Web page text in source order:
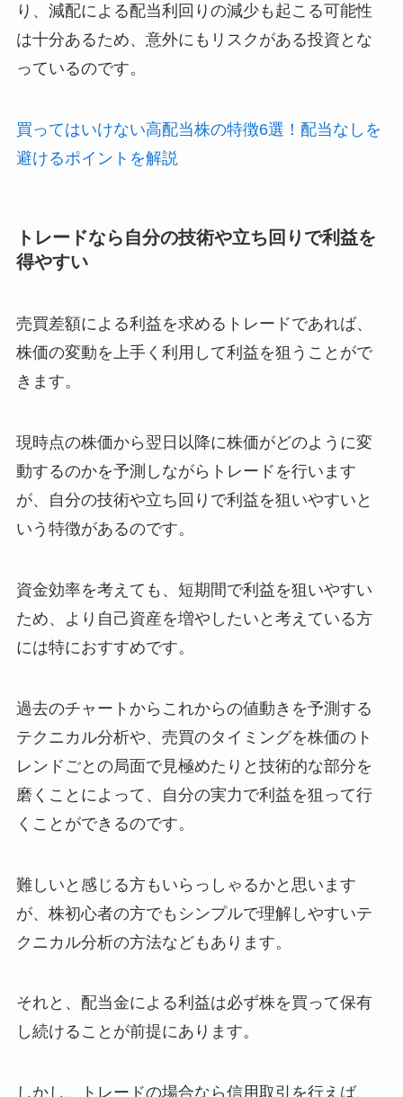
り、減配による配当利回りの減少も起こる可能性
は十分あるため、意外にもリスクがある投資とな
っているのです。
買ってはいけない高配当株の特徴6選！配当なしを
避けるポイントを解説
トレードなら自分の技術や立ち回りで利益を
得やすい
売買差額による利益を求めるトレードであれば、
株価の変動を上手く利用して利益を狙うことがで
きます。
現時点の株価から翌日以降に株価がどのように変
動するのかを予測しながらトレードを行います
が、自分の技術や立ち回りで利益を狙いやすいと
いう特徴があるのです。
資金効率を考えても、短期間で利益を狙いやすい
ため、より自己資産を増やしたいと考えている方
には特におすすめです。
過去のチャートからこれからの値動きを予測する
テクニカル分析や、売買のタイミングを株価のト
レンドごとの局面で見極めたりと技術的な部分を
磨くことによって、自分の実力で利益を狙って行
くことができるのです。
難しいと感じる方もいらっしゃるかと思います
が、株初心者の方でもシンプルで理解しやすいテ
クニカル分析の方法などもあります。
それと、配当金による利益は必ず株を買って保有
し続けることが前提にあります。
しかし、トレードの場合なら信用取引を行えば、